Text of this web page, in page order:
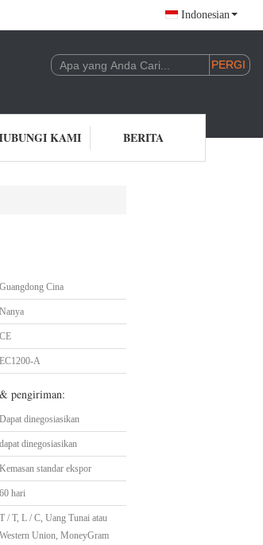
Indonesian
KAMI BERITA
Guangdong Cina
Nanya
CE
EC1200-A
pengiriman:
Dapat dinegosiasikan
dapat dinegosiasikan
Kemasan standar ekspor
60 hari
T / T, L / C, Uang Tunai atau
Western Union, MoneyGram